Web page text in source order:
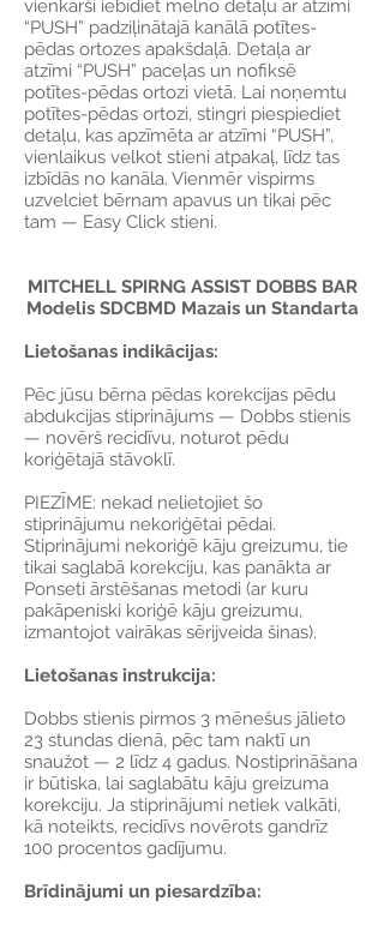
vienkārši iebīdiet melno detaļu ar atzīmi
“PUSH” padziļinātajā kanālā potītes-
pēdas ortozes apakšdaļā. Detaļa ar
atzīmi “PUSH” paceļas un nofiksē
potītes-pēdas ortozi vietā. Lai noņemtu
potītes-pēdas ortozi, stingri piespiediet
detaļu, kas apzīmēta ar atzīmi “PUSH”,
vienlaikus velkot stieni atpakaļ, līdz tas
izbīdās no kanāla. Vienmēr vispirms
uzvelciet bērnam apavus un tikai pēc
tam — Easy Click stieni.
MITCHELL SPIRNG ASSIST DOBBS BAR
Modelis SDCBMD Mazais un Standarta
Lietošanas indikācijas:
Pēc jūsu bērna pēdas korekcijas pēdu
abdukcijas stiprinājums — Dobbs stienis
— novērš recidīvu, noturot pēdu
koriģētajā stāvoklī.
PIEZĪME: nekad nelietojiet šo
stiprinājumu nekoriģētai pēdai.
Stiprinājumi nekoriģē kāju greizumu, tie
tikai saglabā korekciju, kas panākta ar
Ponseti ārstēšanas metodi (ar kuru
pakāpeniski koriģē kāju greizumu,
izmantojot vairākas sērijveida šinas).
Lietošanas instrukcija:
Dobbs stienis pirmos 3 mēnešus jālieto
23 stundas dienā, pēc tam naktī un
snaužot — 2 līdz 4 gadus. Nostiprināšana
ir būtiska, lai saglabātu kāju greizuma
korekciju. Ja stiprinājumi netiek valkāti,
kā noteikts, recidīvs novērots gandrīz
100 procentos gadījumu.
Brīdinājumi un piesardzība: